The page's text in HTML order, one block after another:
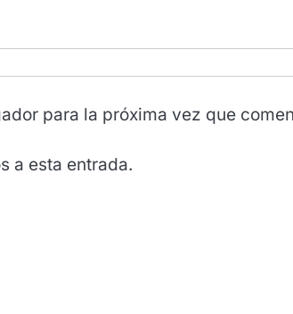
para la próxima vez que
a esta entrada.